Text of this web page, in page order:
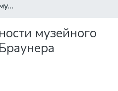
Отчет о деятельности музейного фонда им. А. А. Браунера
музейного